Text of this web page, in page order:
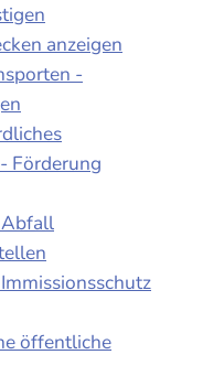
anzeigen
-
Förderung
öffentliche